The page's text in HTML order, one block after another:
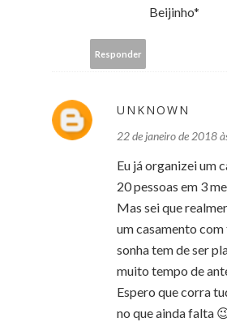
Beijinho*
Responder
UNKNOWN
22 de janeiro de 2018
Eu já organizei um
20 pessoas em 3
Mas sei que
um casamento com
sonha tem de ser
muito tempo de
Espero que corra
no que ainda falta